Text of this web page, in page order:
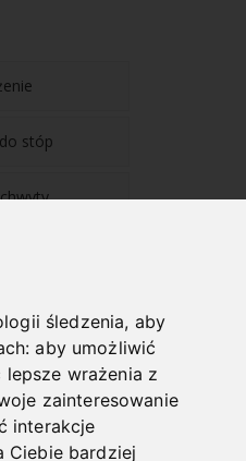
śledzenia, aby
aby umożliwić
wrażenia z
zainteresowanie
interakcje
Ciebie bardziej
stóp